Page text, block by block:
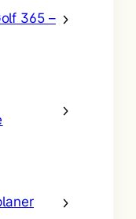
365 –